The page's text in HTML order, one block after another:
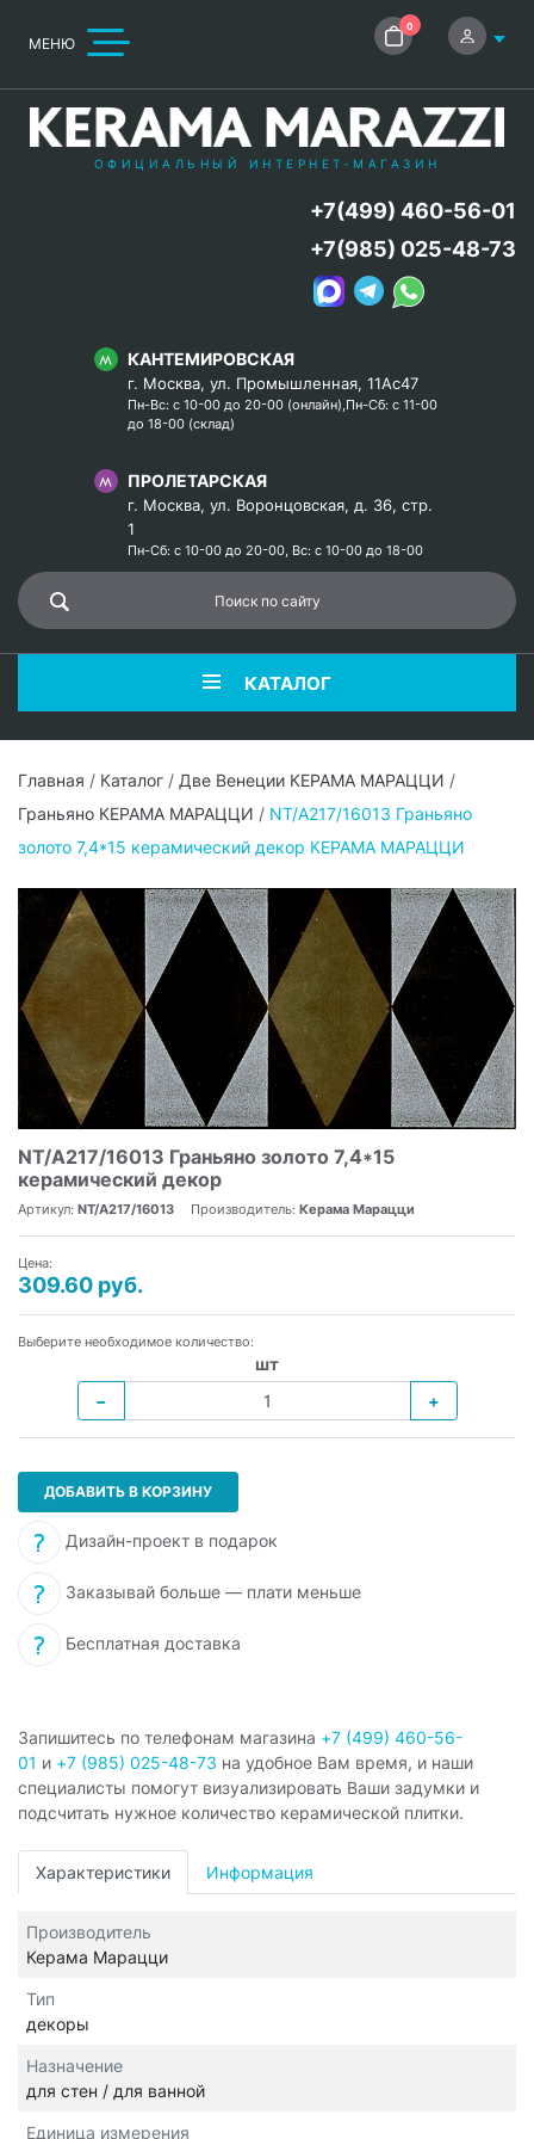
МЕНЮ
0
ОФИЦИАЛЬНЫЙ ИНТЕРНЕТ-МАГАЗИН
КАНТЕМИРОВСКАЯ
г. Москва, ул. Промышленная, 11Ас47
Пн-Вс: с 10-00 до 20-00 (онлайн),Пн-Сб: с 11-00
до 18-00 (склад)
ПРОЛЕТАРСКАЯ
г. Москва, ул. Воронцовская, д. 36, стр.
1
Пн-Сб: с 10-00 до 20-00, Вс: с 10-00 до 18-00
+7(499) 460-56-01
+7(985) 025-48-73
КАТАЛОГ
Главная / Каталог / Две Венеции КЕРАМА МАРАЦЦИ /
Граньяно КЕРАМА МАРАЦЦИ / NT/A217/16013 Граньяно
золото 7,4*15 керамический декор КЕРАМА МАРАЦЦИ
NT/A217/16013 Граньяно золото 7,4*15
керамический декор
Артикул: NT/A217/16013 Производитель: Керама Марацци
Цена:
309.60 руб.
Выберите необходимое количество:
шт
−
+
ДОБАВИТЬ В КОРЗИНУ
Дизайн-проект в подарок
Заказывай больше — плати меньше
Бесплатная доставка
Запишитесь по телефонам магазина +7 (499) 460-56-
01 и +7 (985) 025-48-73 на удобное Вам время, и наши
специалисты помогут визуализировать Ваши задумки и
подсчитать нужное количество керамической плитки.
Характеристики Информация
Производитель
Керама Марацци
Тип
декоры
Назначение
для стен / для ванной
Единица измерения